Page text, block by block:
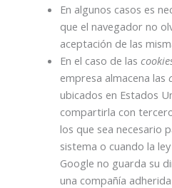
En algunos casos es
que el navegador no
aceptación de las
En el caso de las
empresa almacena las
ubicados en Estados
compartirla con
los que sea necesario
sistema o cuando la
Google no guarda su
una compañía